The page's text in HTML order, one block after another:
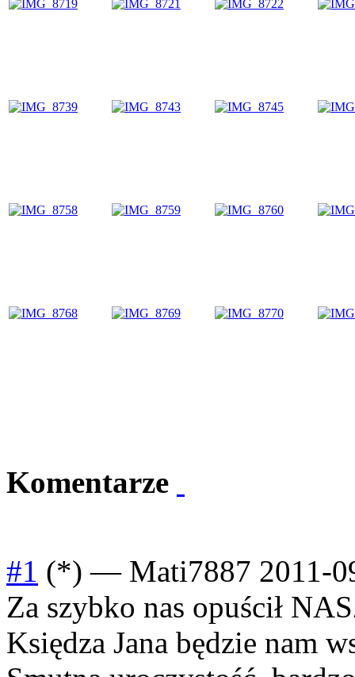
Komentarze
#1 (*) — Mati7887 2011-
Za szybko nas opuścił
Księdza Jana będzie nam